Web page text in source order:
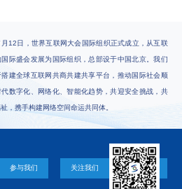
12日，世界互联网大会国际组织正式成立，从互联
国际盛会发展为国际组织，总部设于中国北京。我们
搭建全球互联网共商共建共享平台，推动国际社会顺
代数字化、网络化、智能化趋势，共迎安全挑战，共
，携手构建网络空间命运共同体。
参与我们 关注我们